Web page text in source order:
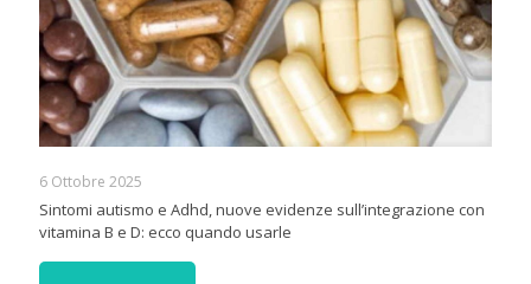
6 Ottobre 2025
Sintomi autismo e Adhd, nuove evidenze sull’integrazione con
vitamina B e D: ecco quando usarle